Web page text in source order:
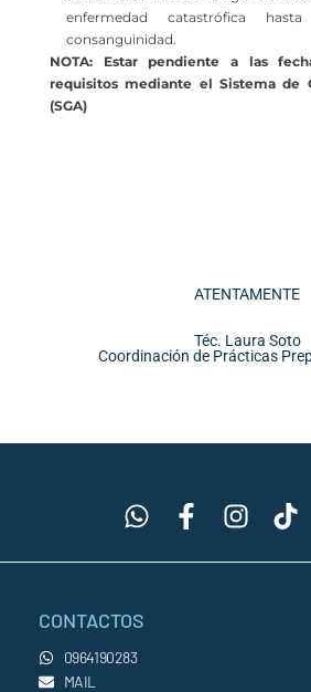
enfermedad catastrófica
consanguinidad.
NOTA: Estar pendiente a las
requisitos mediante el Sistema de
(SGA)
ATENTAMENTE
Téc. Laura Soto
Coordinación de Prácticas
CONTACTOS
0964190283
MAIL